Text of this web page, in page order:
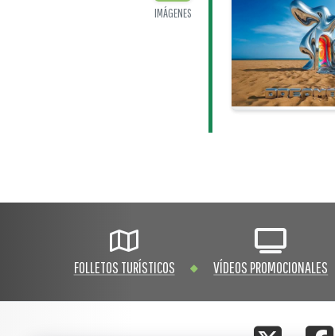
IMÁGENES
FOLLETOS TURÍSTICOS VÍDEOS PROMOCIONALES